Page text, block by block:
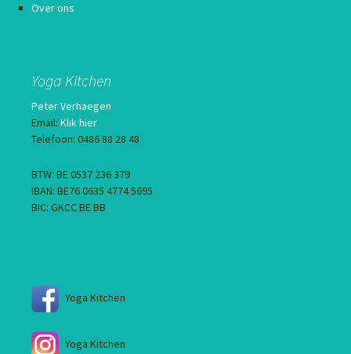
Over ons
Yoga Kitchen
Peter Verhaegen
Email: Klik hier
Telefoon: 0486 88 28 48
BTW: BE 0537 236 379
IBAN: BE76 0635 4774 5695
BIC: GKCC BE BB
Yoga Kitchen
Yoga Kitchen